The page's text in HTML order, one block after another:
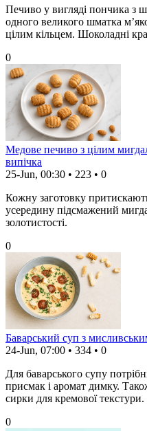
Печиво у вигляді пончика з
одного великого шматка
цілим кільцем. Шоколадні
0
Медове печиво з цілим
випічка
25-Jun, 00:30 • 223 • 0
Кожну заготовку
усередину підсмажений
золотистості.
0
Баварський суп з
24-Jun, 07:00 • 334 • 0
Для баварського супу
присмак і аромат димку.
сирки для кремової текстури.
0